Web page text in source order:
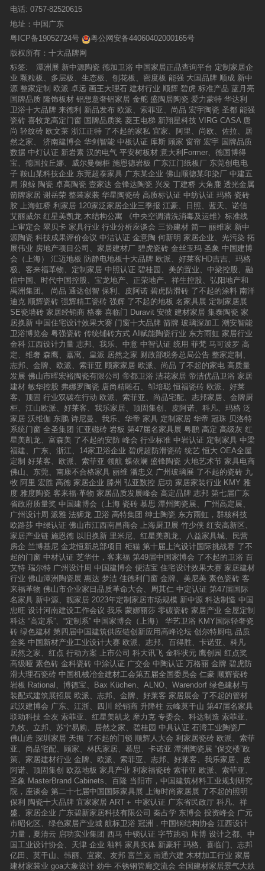
电话: 0757-82520615
地址：中国广东
粤ICP备19052724号
粤公网安备44060402000165号
版权所有：十大品牌网
标签:
潭洲展 新中源陶瓷 德加卫浴 中国家居正品查询平台 定制家居企
业 颗粒板、多层板、生态板、刨花板、密度板 能强 大国品牌 顺成 新中
源 整家定制 欧派 卓远 画王大理石 建材行业 顺辉 碧虎 标准产品 蓝月亮
国牌品质 隆饰板材 铝想意奢铝家居 金舵 盛陶居陶瓷 爱力蒙特 华达利
卫浴十大品牌 来德利 新品发布 欧派、索菲亚、尚品 宏宇陶瓷 圣都 能强
瓷砖 喜牧龙高定门窗 国牌品质奖 菱王电梯 新翔星科技 VIRG CASA 唐
尚 轻纹砖 欧文莱 浙江正特 了不起的家私 宜家、阿里、尚欧、佐拉、居
然之家、
济南建博会 华剑智能 中板认证 库斯 顾家 窗帘 宏宇 国牌品质
数据 中灯认证 新岩素 汉的电气 平安树板材 意大利Former、德国博得
宝、德国拉丘娜、威尔曼橱柜 施恩德岩板 广东江门纸板厂 东莞创电电
子 鞍山某科技企业 东莞超泰家具 广东某企业 佛山顺德某印染厂 中建五
局 浪鲸 陶瓷 卓高陶瓷 壹家达 金锋达陶瓷 兴发 丁建桥 大角鹿 透光金属
箭牌家居 谢岳荣 整装家装 华星陶瓷砖 高质标认证 中纺认证 玛格 瓷砖
胶 上海虹桥 利家居 120家泛家居企业三季报 江豪、日照、蓝天、诺信
艾丽威尔 红星美凯龙 木结构公寓
《中央空调清洗消毒及运维》标准线
上审定会 翠贝卡 家具行业 行业分析座谈会 三协建材 简一 丽维家 新中
源陶瓷 科技成果评价会议 中洁认证 金意陶 何新明 家居企业、光污染 拓
展伟业 房地产项目公司、家居建材厂 碧虎瓷砖 金丝玉玛 圣象 中国建博
会（上海）
汇迈地板 防静电地板十大品牌 欧派、好莱客HD吉吉、玛格
极、客来福革物、定制家居 中照认证 碧桂园、美的置业、中梁控股、融
信中国、时代中国控股、宝龙地产、正荣地产、祥生控股、弘阳地产和
禹洲集团。
尚品 通达创智 保利、皮阿诺 碧虎防滑砖 了不起的涂料 南洋
迪克 顺辉瓷砖 强辉精工瓷砖 强辉 了不起的地板 名家具展 定制家居展
SE瓷墙砖 家居经销商 格泰 喜临门 Duravit 安彼 建材家居 集泰陶瓷 家
居换新 中国住宅设计效果大赛 门窗十大品牌 箭牌 玻璃深加工 潮安智能
卫浴博览会 粤强瓷砖 传统铺砖方式 AI赋能陶瓷行业 东方雨虹 家居行业
金科 江西设计力量 志邦、我乐、中意 中智认证 统用 菲梵 马可波罗 高
定、维奢 森鹰、嘉寓、皇派 居然之家 财政部税务总局公告 整家定制、
志邦、金牌、欧派、索菲亚 顾家家居 欧派、尚品 了不起的家电 高质量
发展 佛山市晖宏裕陶瓷有限公司 帝都卫浴 洁花家居 帝洁优品卫浴 家居
建材 敏华控股 弗娜罗陶瓷 唐尚精雕石、邹培聪 恒福瓷砖 欧派、好莱
客、顶固 行业双碳在行动 欧派、索菲亚、尚品宅配、志邦家居、金牌厨
柜、江山欧派、好莱客、我乐家居、顶固集创、皮阿诺、科凡、玛格 泛
家居 沃维伽 东鹏 诗尼曼、我乐、华帝 家具 定制家居 华帝 冠珠 贝洛特
系统门窗 全圣集团 汇亚磁砖 岩板 第47届名家具展 粤鹏 高定 高级灰 红
星美凯龙、富森美 了不起的安防 峰会 行业标准 中岩认证 定制家具 中梁
福建、广东、浙江、14家卫浴企业 碧虎超防滑瓷砖 统艺 恒大 OEA全屋
定制 好莱客、欧派、索菲亚 领航 蝶依斓 盛锋陶瓷 大地艺术节 家具电商
佛山、东莞、南康不合格家具 丽维 潘忠义 广州玻璃展 了不起的瓷砖 九
牧 阿里 宏胜 高德 家居企业 滕州 弘亚数控 启功 家居家装行业 KMY 雅
度 雅度陶瓷 客来福·革物 家居品质发展峰会 高定品牌 志邦 第七届广东
省政府质量奖 中国建博会（上海 瓷砖 慕思 潭州陶瓷展、广州高定展、
广州设计周 派雅 法狮龙 卫浴 高特集团 绅士陶瓷 东方雨虹，群核科技
欧路莎 中绿认证 佛山市江西南昌商会 上海厨卫展 竹少侠 红安高新区、
家居产业链 施恩德 以旧换新 里米尼、红星美凯龙、八益家具城、民营
房企 兰博基尼 金龙恒新总部项目 柜猫 第十届上汽设计国际挑战赛 了不
起的门窗 中材认证 芝华仕，客来福 第49届中国家博会 了不起的卫浴 百
艾特 瑞尔特 广州设计周 中国建博会 便洁宝 住宅设计效果大赛 家居建材
行业 佛山潭洲陶瓷展 惠达 梦洁 佳德利门窗 金牌、美尼美 素色瓷砖 客
来福革物 佛山市企业家日品质革命大会、周其仁 中定认证 第47届国际
名家具 新中源、靓家居 2023年定制家居市场规模 新中源 科达制造 中国
忠旺 设计河南建设工作会议 我乐 蒙娜丽莎 零碳瓷砖 家居产业 全屋定制
科达 “高定系”、“定制系” 中国家博会（上海） 华艺卫浴 KMY国际轻奢瓷
砖 绿色建材 第四届中国建筑供应链创新应用高峰论坛 创尔特厨电 品质
金奖 中国新材产业工业设计大赛 欧派、志邦、百得胜、卡诺亚、科凡
居然之家、红点 行动方案 上市公司 科大讯飞 金科状元 鹰创园 红点奖
高级哑 素色砖 金科瓷砖 中涂认证 广交会 中陶认证 万格丽 金牌 碧虎防
滑大理石瓷砖 中国机械冶金建材工会第五届全国委员会 仁豪 顺辉瓷砖
岩板 Rational、博德宝、Bax Küchen、ALNO、Warendorf 绿色建材与
装配式建筑展招展 欧派、志邦、金牌、好莱客 家居展会 了不起的管材
武汉建博会 广东、江浙、四川 经销商 升降柱 云峰莫干山 第47届名家具
联动科技 全友 索菲亚、红星美凯龙 摩力克 专委会、科达制造 索菲亚、
九牧、立邦、苏宁易购、居然之家、碧桂园 中具认证 石湾工业陶瓷厂
佛山造 深圳家居 天振 了不起的门锁 顺辉人大会 利家居瓷砖 欧派、索菲
亚、尚品宅配、顾家、林氏家居、慕思、卡诺亚 潭洲陶瓷展 “保交楼”政
策、家居建材行业 金牌、欧派、索菲亚、志邦、好莱客、我乐家居、皮
阿诺、顶固集创 欧荔地板 家具产业 利家福瓷砖 索菲亚 欧派、索菲亚、
圣象 MasterBrand Cabinets、百隆 当阳市，中国建筑材料工业规划研究
院，座谈会 第二十七届中国国际家具展 上海时尚家居展 了不起的照明
保利 陶瓷十大品牌 宜家家居 ART＋ 中家认证 广东省民政厅 科凡、祥
盛、家居企业 广东碧新家居科技有限公司 秦占学 东博会 投资峰会 广元
市昭化区、绿色家居产业城 航标卫浴 冠洲，中国钢结构协会 江西设计
力量，夏清云 启功实业集团 西马 中锁认证 字节跳动 库博 设计之都、中
国工业设计协会、天津 企业 釉料 家具实体 新豪轩 玛格、喜临门、志邦
亿田、莫干山、韩丽、宜家、友邦 富兰克 南通六建 木材加工行业 家居
建材家装业 goa大象设计 劲牛 不锈钢管廊交流会 全国建材家居景气大跌